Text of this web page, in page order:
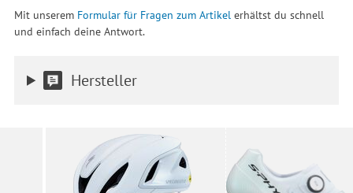
Mit unserem Formular für Fragen zum Artikel erhältst du schnell
und einfach deine Antwort.
Hersteller